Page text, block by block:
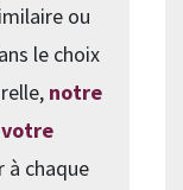
ou
le choix
notre
votre
à chaque